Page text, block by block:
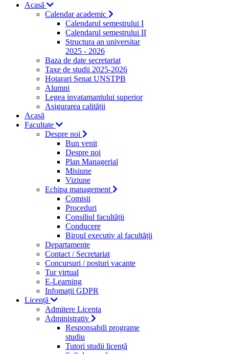
Acasă
Calendar academic
Calendarul semestrului I
Calendarul semestrului II
Structura an universitar
2025 - 2026
Baza de date secretariat
Taxe de studii 2025-2026
Hotarari Senat UNSTPB
Alumni
Legea invatamantului superior
Asigurarea calității
Acasă
Facultate
Despre noi
Bun venit
Despre noi
Plan Managerial
Misiune
Viziune
Echipa management
Comisii
Proceduri
Consiliul facultății
Conducere
Biroul executiv al facultății
Departamente
Contact / Secretariat
Concursuri / posturi vacante
Tur virtual
E-Learning
Infomații GDPR
Licență
Admitere Licenta
Administrativ
Responsabili programe
studiu
Tutori studii licență